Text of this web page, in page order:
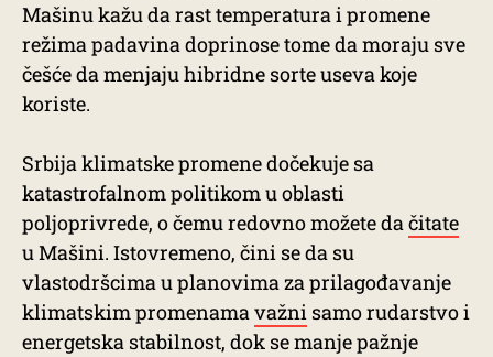
Mašinu kažu da rast temperatura i promene
režima padavina doprinose tome da moraju sve
češće da menjaju hibridne sorte useva koje
koriste.
Srbija klimatske promene dočekuje sa
katastrofalnom politikom u oblasti
poljoprivrede, o čemu redovno možete dačitate
u Mašini. Istovremeno, čini se da su
vlastodršcima u planovima za prilagođavanje
klimatskim promenamavažni samo rudarstvo i
energetska stabilnost, dok se manje pažnje